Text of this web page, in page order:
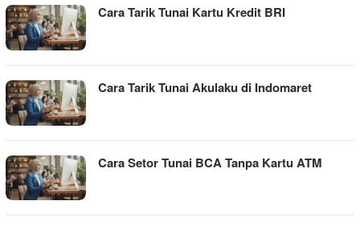
Cara Tarik Tunai Kartu Kredit BRI
Cara Tarik Tunai Akulaku di Indomaret
Cara Setor Tunai BCA Tanpa Kartu ATM